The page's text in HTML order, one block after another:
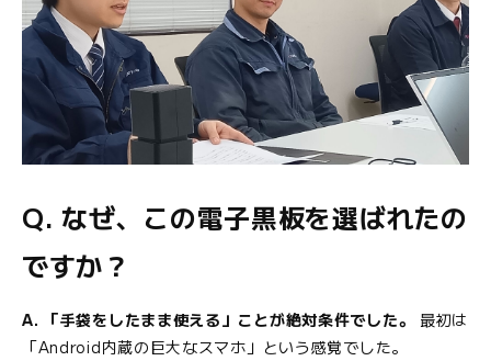
Q. なぜ、この電子黒板を選ばれたの
ですか？
A. 「手袋をしたまま使える」ことが絶対条件でした。
最初は
「Android内蔵の巨大なスマホ」という感覚でした。